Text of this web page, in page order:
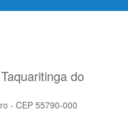
do
- CEP 55790-000